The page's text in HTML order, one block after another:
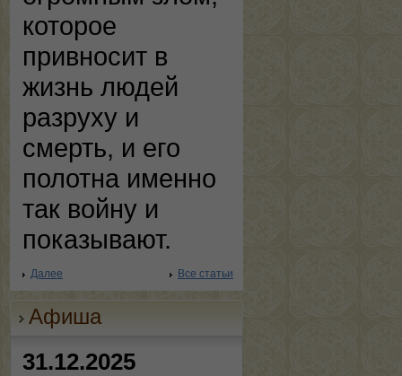
которое
привносит в
жизнь людей
разруху и
смерть, и его
полотна именно
так войну и
показывают.
Далее Все статьи
Афиша
31.12.2025